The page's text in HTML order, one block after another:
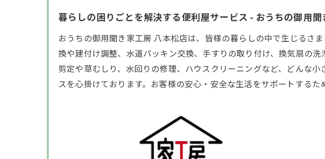
暮らしの困りごとを解決する便利屋サービス - おうちの御用
おうちの御用聞き家工房 八本松店は、皆様の暮らしの中で生じるさ
換や建付け調整、水道パッキン交換、手すりの取り付け、換気扇の洗
剪定や草むしり、水回りの修理、ハウスクリーニングなど、どんな
スを心掛けております。​お客様の安心・安全な生活をサポートするた